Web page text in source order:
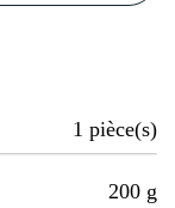
1 pièce(s)
200 g